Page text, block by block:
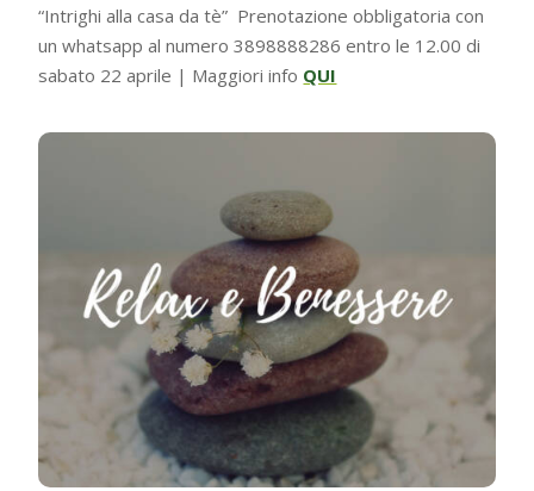
“Intrighi alla casa da tè” Prenotazione obbligatoria con
un whatsapp al numero 3898888286 entro le 12.00 di
sabato 22 aprile | Maggiori info QUI